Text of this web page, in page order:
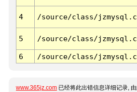
4 /source/class/
5 /source/class/
6 /source/class/
www.365jz.com 已经将此出错信息详细记录,